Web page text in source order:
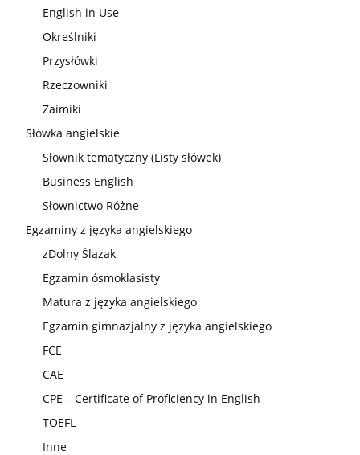
English in Use
Określniki
Przysłówki
Rzeczowniki
Zaimiki
Słówka angielskie
Słownik tematyczny (Listy słówek)
Business English
Słownictwo Różne
Egzaminy z języka angielskiego
zDolny Ślązak
Egzamin ósmoklasisty
Matura z języka angielskiego
Egzamin gimnazjalny z języka angielskiego
FCE
CAE
CPE – Certificate of Proficiency in English
TOEFL
Inne